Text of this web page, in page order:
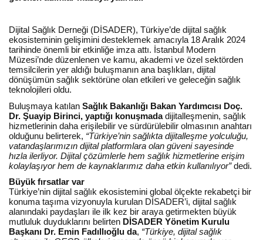
Dijital Sağlık Derneği (DİSADER), Türkiye’de dijital sağlık
ekosisteminin gelişimini desteklemek amacıyla 18 Aralık 2024
tarihinde önemli bir etkinliğe imza attı. İstanbul Modern
Müzesi’nde düzenlenen ve kamu, akademi ve özel sektörden
temsilcilerin yer aldığı buluşmanın ana başlıkları, dijital
dönüşümün sağlık sektörüne olan etkileri ve geleceğin sağlık
teknolojileri oldu.
Buluşmaya katılanSağlık Bakanlığı Bakan Yardımcısı Doç.
Dr. Şuayip Birinci, yaptığı konuşmadadijitalleşmenin, sağlık
hizmetlerinin daha erişilebilir ve sürdürülebilir olmasının anahtarı
olduğunu belirterek, “Türkiye’nin sağlıkta dijitalleşme yolculuğu,
vatandaşlarımızın dijital platformlara olan güveni sayesinde
hızla ilerliyor. Dijital çözümlerle hem sağlık hizmetlerine erişim
kolaylaşıyor hem de kaynaklarımız daha etkin kullanılıyor”dedi.
Büyük fırsatlar var
Türkiye’nin dijital sağlık ekosistemini global ölçekte rekabetçi bir
konuma taşıma vizyonuyla kurulan DİSADER’i, dijital sağlık
alanındaki paydaşları ile ilk kez bir araya getirmekten büyük
mutluluk duyduklarını belirten DİSADER Yönetim Kurulu
Başkanı Dr. Emin Fadıllıoğlu da, “Türkiye, dijital sağlık